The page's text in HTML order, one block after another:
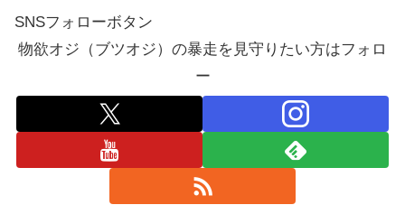
SNSフォローボタン
物欲オジ（ブツオジ）の暴走を見守りたい方はフォロ
ー